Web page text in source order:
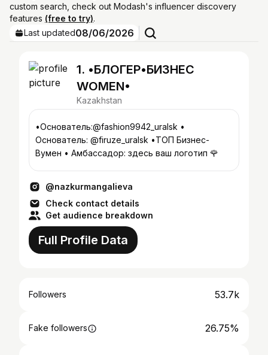
custom search, check out Modash's influencer discovery
features (free to try).
Last updated08/06/2026
1. •БЛОГЕР•БИЗНЕС
WOMEN•
Kazakhstan
•Основатель:@fashion9942_uralsk •
Основатель: @firuze_uralsk •ТОП Бизнес-
Вумен • Амбассадор: здесь ваш логотип 🌹
@nazkurmangalieva
Check contact details
Get audience breakdown
Full Profile Data
Followers 53.7k
Fake followers 26.75%